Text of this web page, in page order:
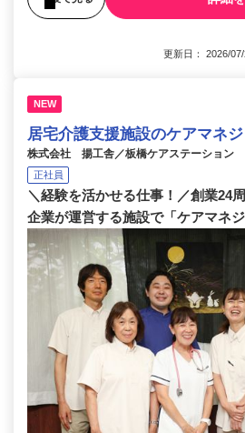
更新日： 2026/
NEW
居宅介護支援施設のケアマネ
株式会社 揚工舎／板橋ケアステーション
正社員
＼経験を活かせる仕事！／創業24
企業が運営する施設で「ケアマネ